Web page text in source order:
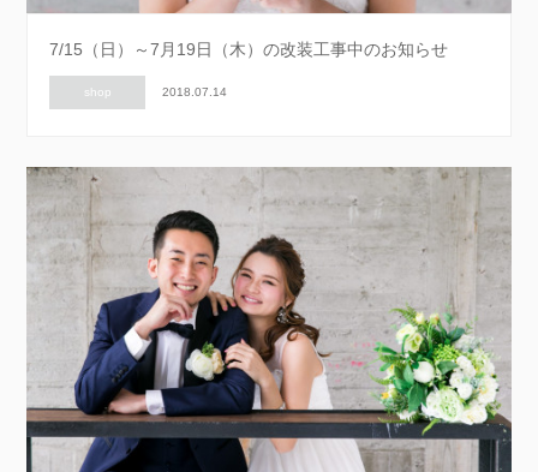
7/15（日）～7月19日（木）の改装工事中のお知らせ
shop 2018.07.14